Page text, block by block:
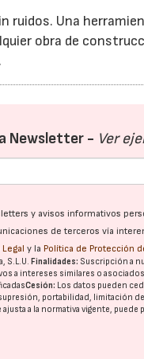
ruidos. Una
obra de
Newsletter - Ver
y avisos informativos
de terceros vía
y la Política de Protección
S.L.U.Finalidades: Suscripción a
a intereses similares o
Cesión: Los datos pueden
portabilidad, limitación
a la normativa vigente,